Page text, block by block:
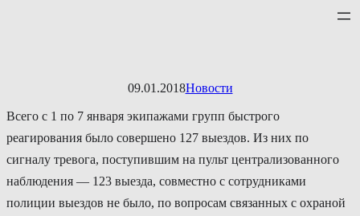
09.01.2018Новости
Всего с 1 по 7 января экипажами групп быстрого
реагирования было совершено 127 выездов. Из них по
сигналу тревога, поступившим на пульт централизованного
наблюдения — 123 выезда, совместно с сотрудниками
полиции выездов не было, по вопросам связанных с охраной